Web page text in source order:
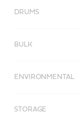
DRUMS
BULK
ENVIRONMENTAL
STORAGE